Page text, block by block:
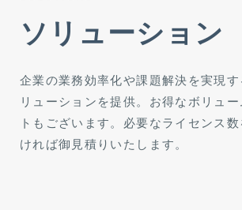
ソリューション
企業の業務効率化や課題解決を実現す
リューションを提供。お得なボリュ
トもございます。必要なライセンス
ければ御見積りいたします。